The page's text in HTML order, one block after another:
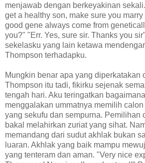
menjawab dengan berkeyakinan
get a healthy son, make sure you
good gene always come from
you?" "Err. Yes, sure sir. Thanks you
sekelasku yang lain ketawa
Thompson terhadapku.
Mungkin benar apa yang diperkatakan
Thompson itu tadi, fikirku sejenak
tengah hari. Aku teringatkan
menggalakan ummatnya memilih
yang sekufu dan sempurna. Pemilihan
bakal melahirkan zuriat yang sihat.
memandang dari sudut akhlak bukan
luaran. Akhlak yang baik mampu
yang tenteram dan aman. "Very nice